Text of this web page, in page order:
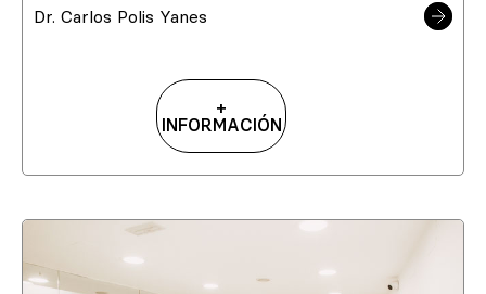
Dr. Carlos Polis Yanes
+
INFORMACIÓN